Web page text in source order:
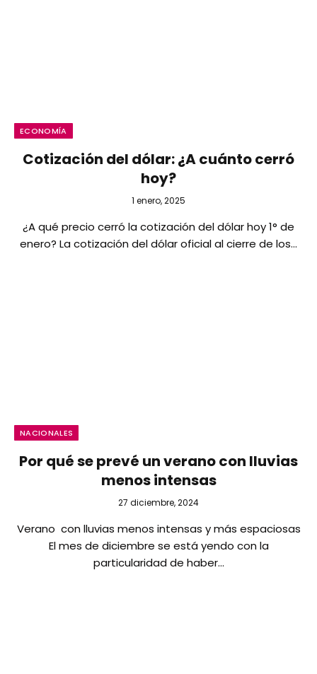
ECONOMÍA
Cotización del dólar: ¿A cuánto cerró
hoy?
1 enero, 2025
¿A qué precio cerró la cotización del dólar hoy 1° de
enero? La cotización del dólar oficial al cierre de los…
NACIONALES
Por qué se prevé un verano con lluvias
menos intensas
27 diciembre, 2024
Verano con lluvias menos intensas y más espaciosas
El mes de diciembre se está yendo con la
particularidad de haber…